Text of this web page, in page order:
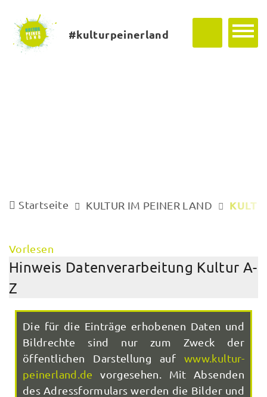
#kulturpeinerland
Startseite KULTUR IM PEINER LAND
Vorlesen
Hinweis Datenverarbeitung Kultur A-
Z
Die für die Einträge erhobenen Daten und
Bildrechte sind nur zum Zweck der
öffentlichen Darstellung aufwww.kultur-
peinerland.de vorgesehen. Mit Absenden
des Adressformulars werden die Bilder und